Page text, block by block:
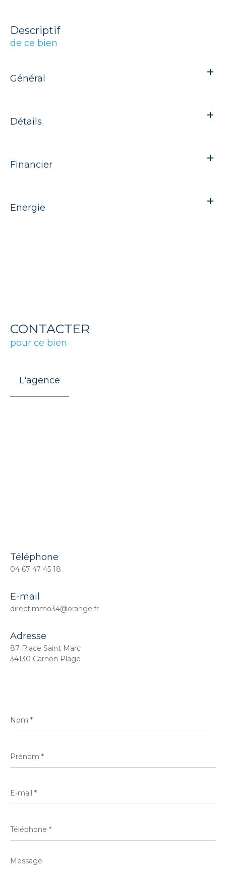
descriptif
de ce bien
Général
Détails
Financier
Energie
CONTACTER
pour ce bien
L'agence
Téléphone
04 67 47 45 18
E-mail
directimmo34@orange.fr
Adresse
87 Place Saint Marc
34130 Carnon Plage
*
*
mail
*
*
Message
*